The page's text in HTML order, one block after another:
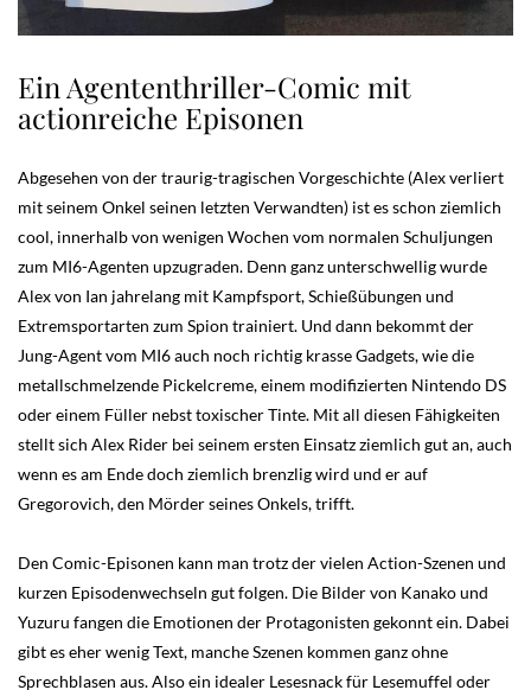
Ein Agententhriller-Comic mit
actionreiche Episonen
Abgesehen von der traurig-tragischen Vorgeschichte (Alex verliert
mit seinem Onkel seinen letzten Verwandten) ist es schon ziemlich
cool, innerhalb von wenigen Wochen vom normalen Schuljungen
zum MI6-Agenten upzugraden. Denn ganz unterschwellig wurde
Alex von Ian jahrelang mit Kampfsport, Schießübungen und
Extremsportarten zum Spion trainiert. Und dann bekommt der
Jung-Agent vom MI6 auch noch richtig krasse Gadgets, wie die
metallschmelzende Pickelcreme, einem modifizierten Nintendo DS
oder einem Füller nebst toxischer Tinte. Mit all diesen Fähigkeiten
stellt sich Alex Rider bei seinem ersten Einsatz ziemlich gut an, auch
wenn es am Ende doch ziemlich brenzlig wird und er auf
Gregorovich, den Mörder seines Onkels, trifft.
Den Comic-Episonen kann man trotz der vielen Action-Szenen und
kurzen Episodenwechseln gut folgen. Die Bilder von Kanako und
Yuzuru fangen die Emotionen der Protagonisten gekonnt ein. Dabei
gibt es eher wenig Text, manche Szenen kommen ganz ohne
Sprechblasen aus. Also ein idealer Lesesnack für Lesemuffel oder